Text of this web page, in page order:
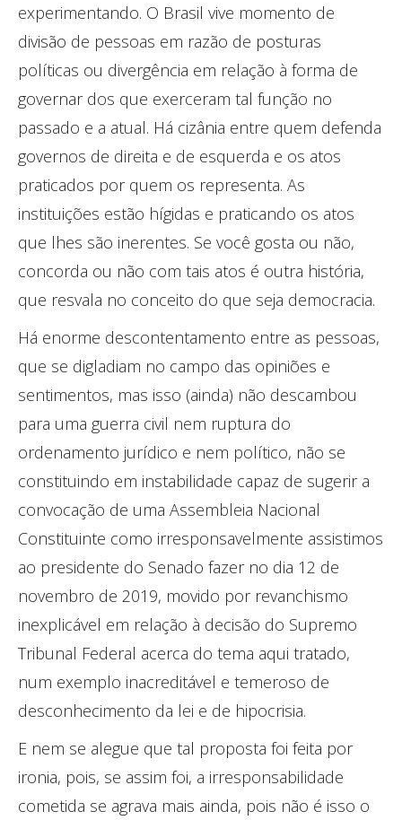
experimentando. O Brasil vive momento de
divisão de pessoas em razão de posturas
políticas ou divergência em relação à forma de
governar dos que exerceram tal função no
passado e a atual. Há cizânia entre quem defenda
governos de direita e de esquerda e os atos
praticados por quem os representa. As
instituições estão hígidas e praticando os atos
que lhes são inerentes. Se você gosta ou não,
concorda ou não com tais atos é outra história,
que resvala no conceito do que seja democracia.
Há enorme descontentamento entre as pessoas,
que se digladiam no campo das opiniões e
sentimentos, mas isso (ainda) não descambou
para uma guerra civil nem ruptura do
ordenamento jurídico e nem político, não se
constituindo em instabilidade capaz de sugerir a
convocação de uma Assembleia Nacional
Constituinte como irresponsavelmente assistimos
ao presidente do Senado fazer no dia 12 de
novembro de 2019, movido por revanchismo
inexplicável em relação à decisão do Supremo
Tribunal Federal acerca do tema aqui tratado,
num exemplo inacreditável e temeroso de
desconhecimento da lei e de hipocrisia.
E nem se alegue que tal proposta foi feita por
ironia, pois, se assim foi, a irresponsabilidade
cometida se agrava mais ainda, pois não é isso o